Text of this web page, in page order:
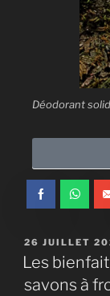
Déodorant
26 JUILLET
Les
savons à